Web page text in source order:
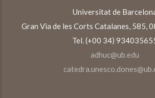
Universitat de
Gran Via de les Corts Catalanes, 585,
Tel. (+00 34)
adhuc@ub.edu